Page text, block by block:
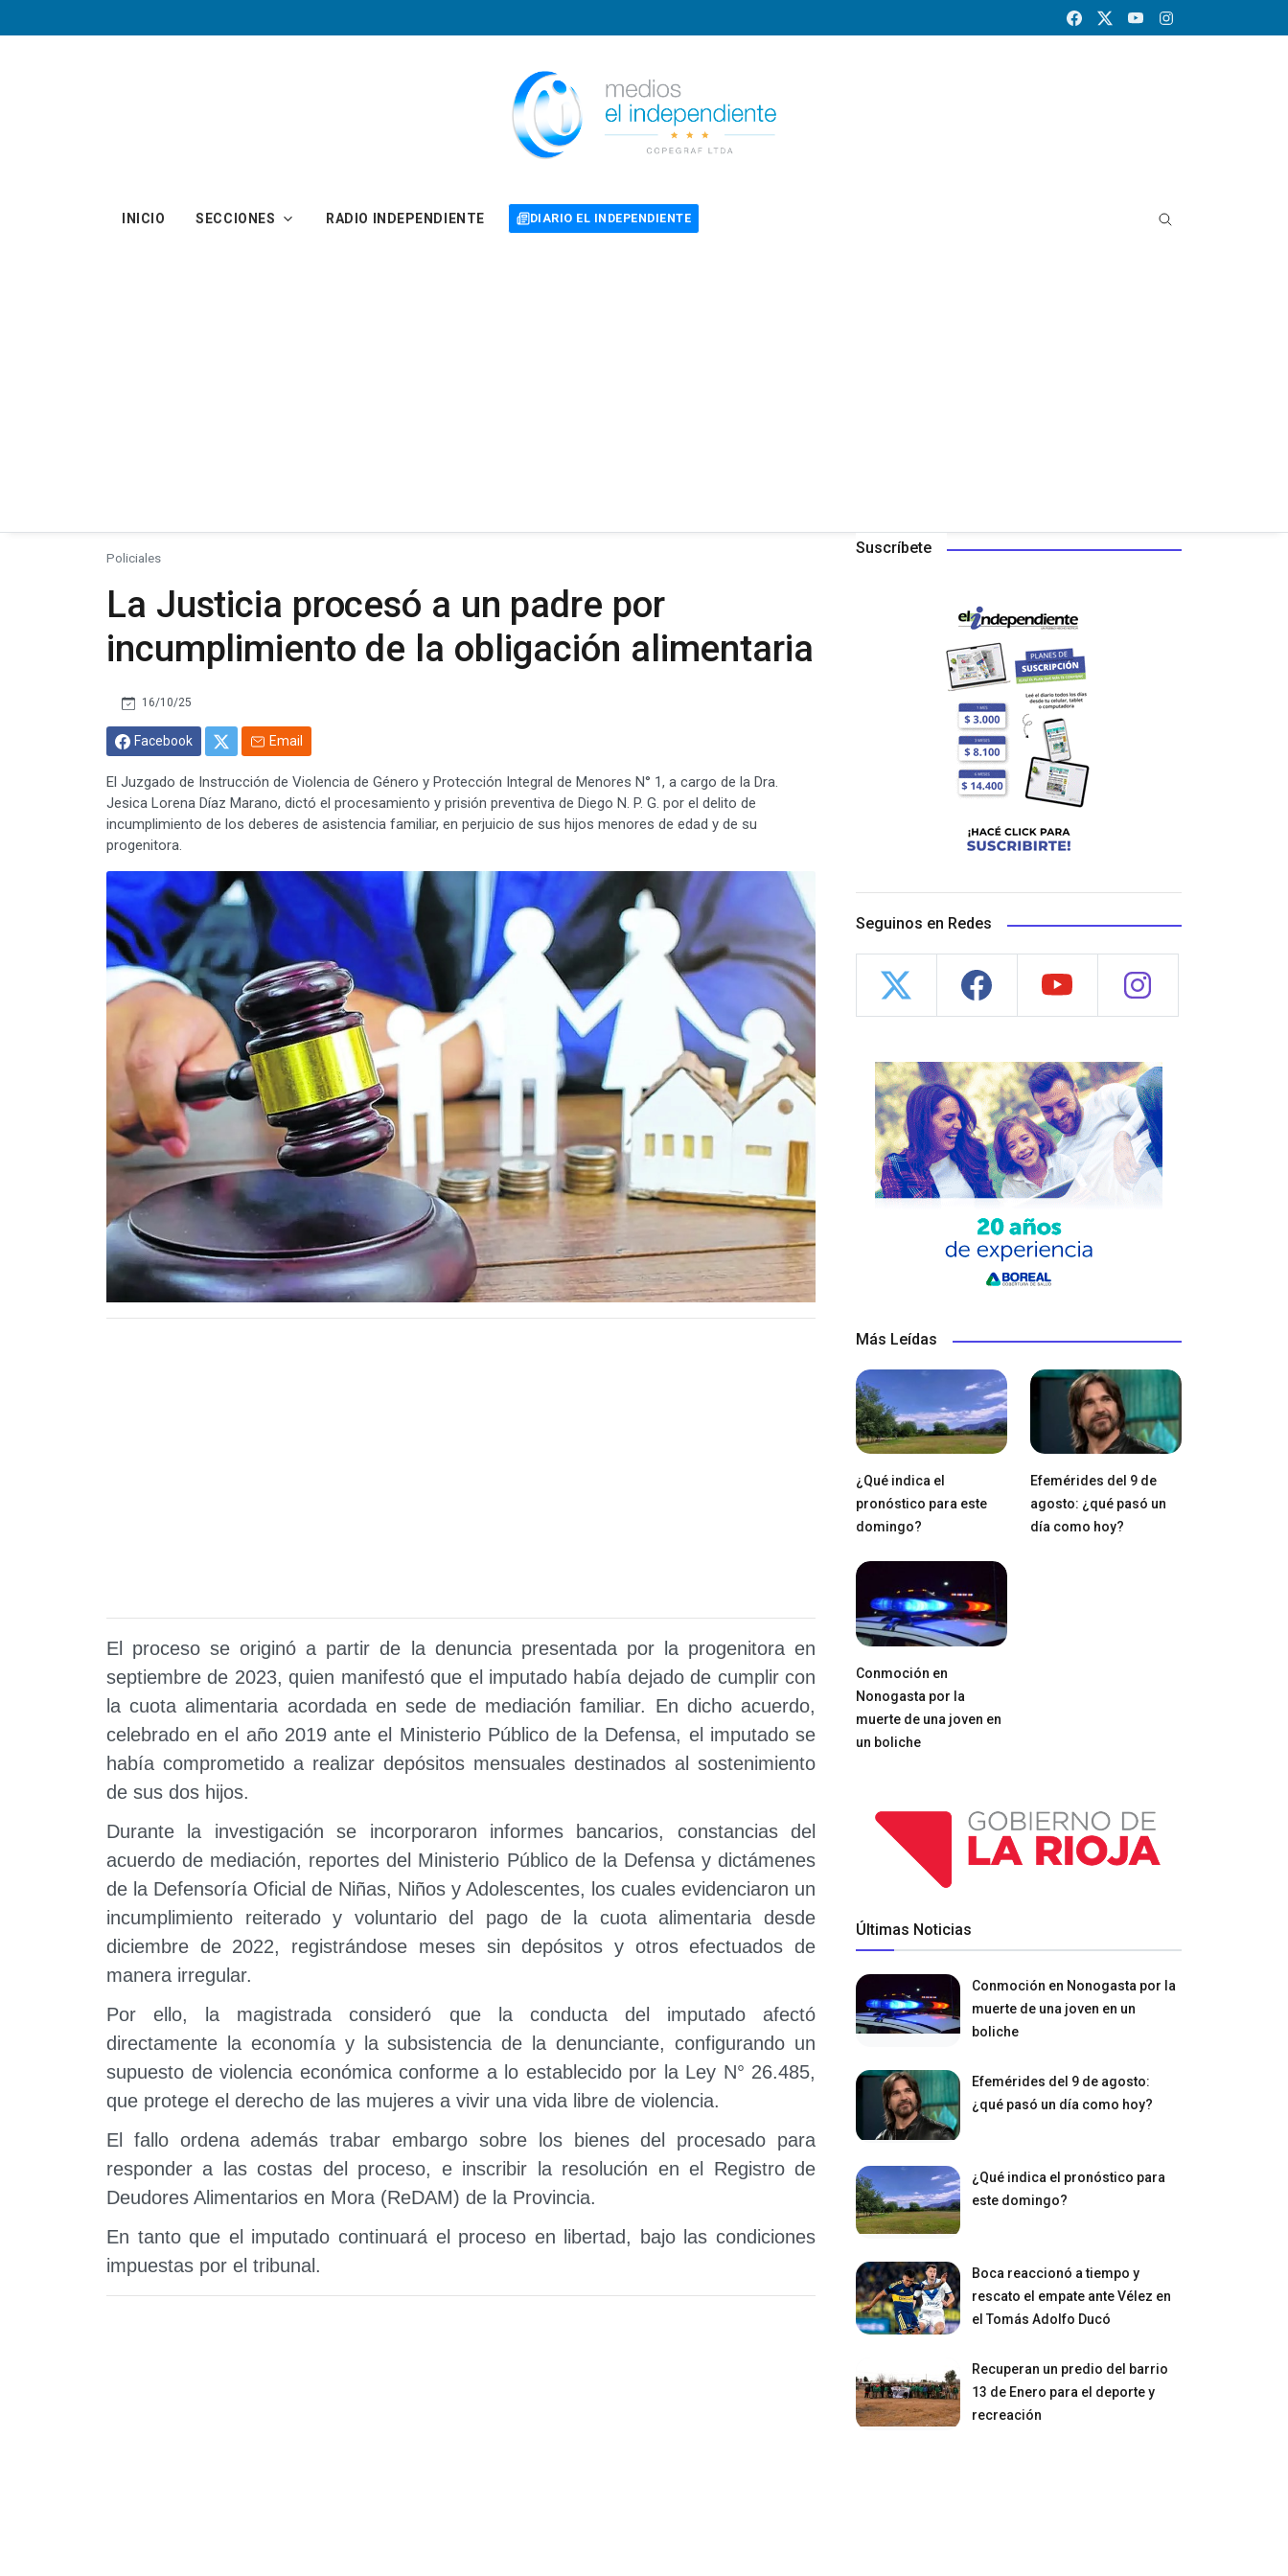
INICIO SECCIONES RADIO INDEPENDIENTE DIARIO EL INDEPENDIENTE
Policiales
La Justicia procesó a un padre por
incumplimiento de la obligación alimentaria
16/10/25
Facebook Email
El Juzgado de Instrucción de Violencia de Género y Protección Integral de Menores N° 1, a cargo de la Dra.
Jesica Lorena Díaz Marano, dictó el procesamiento y prisión preventiva de Diego N. P. G. por el delito de
incumplimiento de los deberes de asistencia familiar, en perjuicio de sus hijos menores de edad y de su
progenitora.
El proceso se originó a partir de la denuncia presentada por la progenitora en
septiembre de 2023, quien manifestó que el imputado había dejado de cumplir con
la cuota alimentaria acordada en sede de mediación familiar. En dicho acuerdo,
celebrado en el año 2019 ante el Ministerio Público de la Defensa, el imputado se
había comprometido a realizar depósitos mensuales destinados al sostenimiento
de sus dos hijos.
Durante la investigación se incorporaron informes bancarios, constancias del
acuerdo de mediación, reportes del Ministerio Público de la Defensa y dictámenes
de la Defensoría Oficial de Niñas, Niños y Adolescentes, los cuales evidenciaron un
incumplimiento reiterado y voluntario del pago de la cuota alimentaria desde
diciembre de 2022, registrándose meses sin depósitos y otros efectuados de
manera irregular.
Por ello, la magistrada consideró que la conducta del imputado afectó
directamente la economía y la subsistencia de la denunciante, configurando un
supuesto de violencia económica conforme a lo establecido por la Ley N° 26.485,
que protege el derecho de las mujeres a vivir una vida libre de violencia.
El fallo ordena además trabar embargo sobre los bienes del procesado para
responder a las costas del proceso, e inscribir la resolución en el Registro de
Deudores Alimentarios en Mora (ReDAM) de la Provincia.
En tanto que el imputado continuará el proceso en libertad, bajo las condiciones
impuestas por el tribunal.
Suscríbete
Seguinos en Redes
Más Leídas
¿Qué indica el
pronóstico para este
domingo?
Efemérides del 9 de
agosto: ¿qué pasó un
día como hoy?
Conmoción en
Nonogasta por la
muerte de una joven en
un boliche
Últimas Noticias
Conmoción en Nonogasta por la
muerte de una joven en un
boliche
Efemérides del 9 de agosto:
¿qué pasó un día como hoy?
¿Qué indica el pronóstico para
este domingo?
Boca reaccionó a tiempo y
rescato el empate ante Vélez en
el Tomás Adolfo Ducó
Recuperan un predio del barrio
13 de Enero para el deporte y
recreación